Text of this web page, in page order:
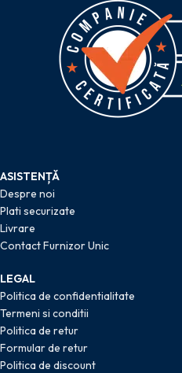
ASISTENȚĂ
Despre noi
Plati securizate
Livrare
Contact Furnizor Unic
LEGAL
Politica de confidentialitate
Termeni si conditii
Politica de retur
Formular de retur
Politica de discount